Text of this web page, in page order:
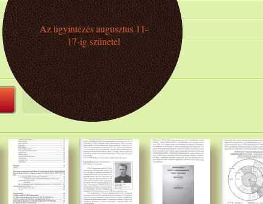
p.237, ff. ábrák/fotók, pfed., 24 cm. Új
Rendelhető
4 000 Ft
Polcra teszem
Az ügyintézés augusztus 11-
17-ig szünetel